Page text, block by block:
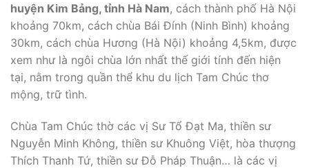
huyện Kim Bảng, tỉnh Hà Nam, cách thành phố Hà Nội
khoảng 70km, cách chùa Bái Đính (Ninh Bình) khoảng
30km, cách chùa Hương (Hà Nội) khoảng 4,5km, được
xem như là ngôi chùa lớn nhất thế giới tính đến hiện
tại, nằm trong quần thể khu du lịch Tam Chúc thơ
mộng, trữ tình.
Chùa Tam Chúc thờ các vị Sư Tổ Đạt Ma, thiền sư
Nguyễn Minh Không, thiền sư Khuông Việt, hòa thượng
Thích Thanh Tứ, thiền sư Đỗ Pháp Thuận… là các vị